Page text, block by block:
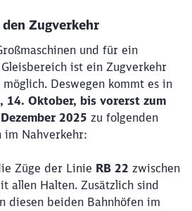
Zugverkehr
und für ein
ist ein Zugverkehr
Deswegen kommt es in
14. Oktober, bis vorerst zum
2025 zu folgenden
im Nahverkehr:
Züge der Linie RB 22 zwischen
allen Halten. Zusätzlich sind
diesen beiden Bahnhöfen im